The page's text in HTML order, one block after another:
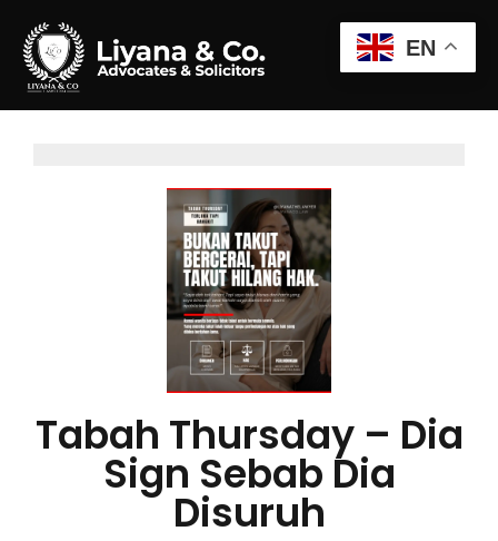
Tabah Thursday – Dia
Sign Sebab Dia
Disuruh
EN